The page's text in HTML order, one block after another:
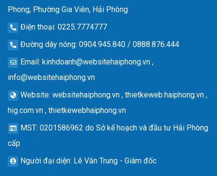
Phong, Phường Gia Viên, Hải Phòng
Điện thoại: 0225.7774777
Đường dây nóng: 0904.945.840 / 0888.876.444
Email: kinhdoanh@websitehaiphong.vn ,
info@websitehaiphong.vn
Website: websitehaiphong.vn , thietkeweb.haiphong.vn ,
hig.com.vn , thietkewebhaiphong.vn
MST: 0201586962 do Sở kế hoạch và đầu tư Hải Phòng
cấp
Người đại diện: Lê Văn Trung - Giám đốc